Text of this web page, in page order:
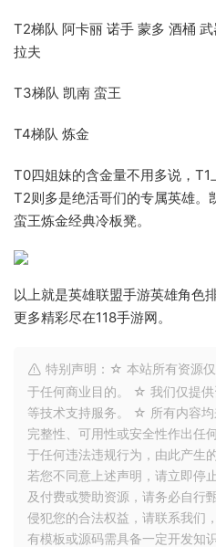
T2梯队 阿卡丽 诺手 蒙多 酒桶
拉夫
T3梯队 凯南 蛮王
T4梯队 炼金
T0四姐妹的含金量不用多说，T1
T2则多是绝活哥们的专属英雄。
蛮王炼金经典冷板凳。
以上就是英雄联盟手游英雄角色
更多精彩尽在118手游网。
特别声明：☆ 本站所有资源
于任何商业目的。 ☆ 我们仅提
等技术支持服务。 ☆ 所有内容
完整性、可用性或安全性作出任
于任何违法违规行为，由此产生
若您不同意上述声明，请立即停
及付费或赞助资源，请务必自
侵犯您的合法权益，请联系我们
有模板或源码需具备一定开发知